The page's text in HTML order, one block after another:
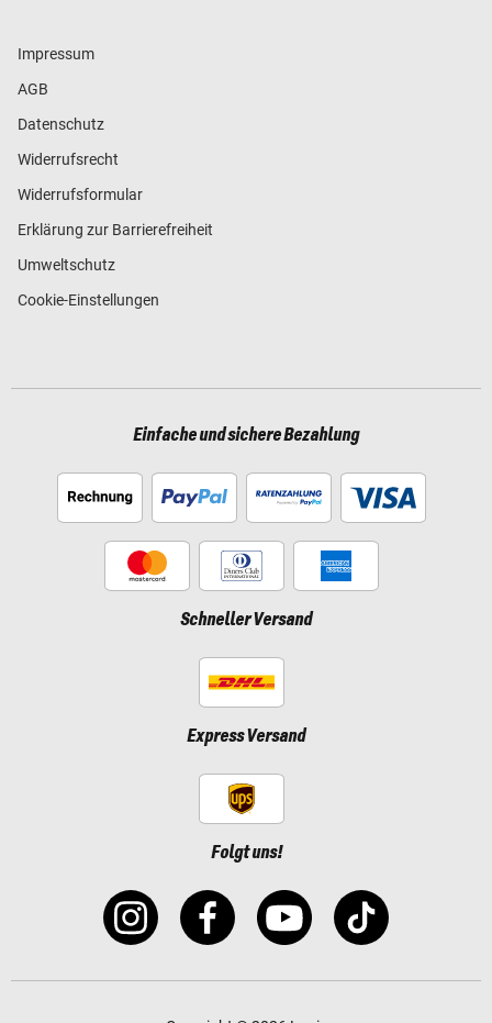
Impressum
AGB
Datenschutz
Widerrufsrecht
Widerrufsformular
Erklärung zur Barrierefreiheit
Umweltschutz
Cookie-Einstellungen
Einfache und sichere Bezahlung
Schneller Versand
Express Versand
Folgt uns!